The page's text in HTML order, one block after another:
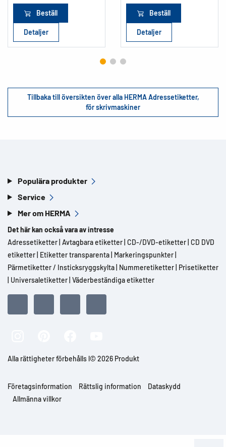
Beställ
Detaljer
Beställ
Detaljer
Tillbaka till översikten över alla HERMA Adressetiketter,
för skrivmaskiner
Populära produkter
Service
Mer om HERMA
Det här kan också vara av intresse
Adressetiketter Avtagbara etiketter CD-/DVD-etiketter CD DVD
etiketter Etiketter transparenta Markeringspunkter
Pärmetiketter / Insticksryggskylta Nummeretiketter Prisetiketter
Universaletiketter Väderbeständiga etiketter
Alla rättigheter förbehålls l© 2026 Produkt
Företagsinformation Rättslig information
Dataskydd
Allmänna villkor